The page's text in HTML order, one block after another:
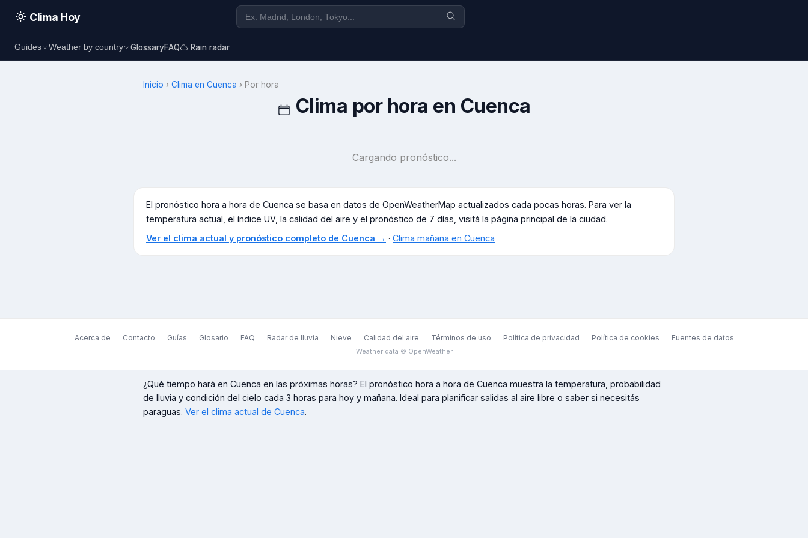
Clima Hoy
Guides Weather by country GlossaryFAQ Rain radar
Inicio › Clima en Cuenca › Por hora
Clima por hora en Cuenca
Cargando pronóstico...
El pronóstico hora a hora de Cuenca se basa en datos de OpenWeatherMap actualizados cada pocas horas. Para ver la
temperatura actual, el índice UV, la calidad del aire y el pronóstico de 7 días, visitá la página principal de la ciudad.
Ver el clima actual y pronóstico completo de Cuenca → · Clima mañana en Cuenca
Acerca de Contacto Guías Glosario FAQ Radar de lluvia Nieve Calidad del aire Términos de uso Política de privacidad Política de cookies Fuentes de datos
Weather data © OpenWeather
¿Qué tiempo hará en Cuenca en las próximas horas? El pronóstico hora a hora de Cuenca muestra la temperatura, probabilidad
de lluvia y condición del cielo cada 3 horas para hoy y mañana. Ideal para planificar salidas al aire libre o saber si necesitás
paraguas. Ver el clima actual de Cuenca.